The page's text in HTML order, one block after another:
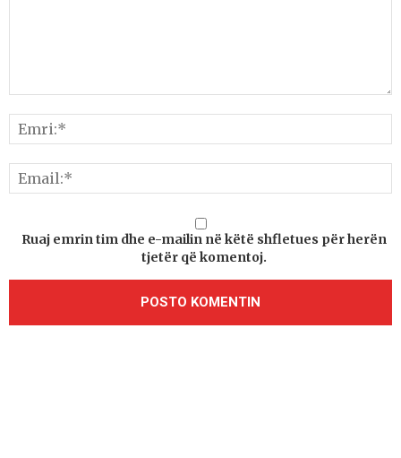
Ruaj emrin tim dhe e-mailin në këtë shfletues për herën
tjetër që komentoj.